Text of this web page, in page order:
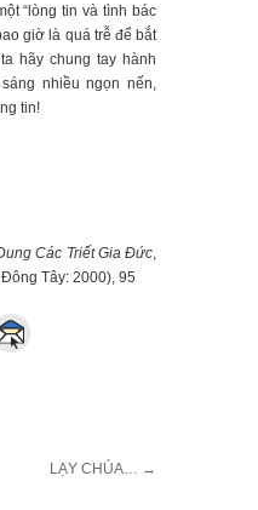
“lòng tin và tình bác
giờ là quá trễ để bắt
hãy chung tay hành
nhiều ngọn nến,
tin!
Các Triết Gia Đức,
Tây: 2000), 95
LẠY CHÚA… →